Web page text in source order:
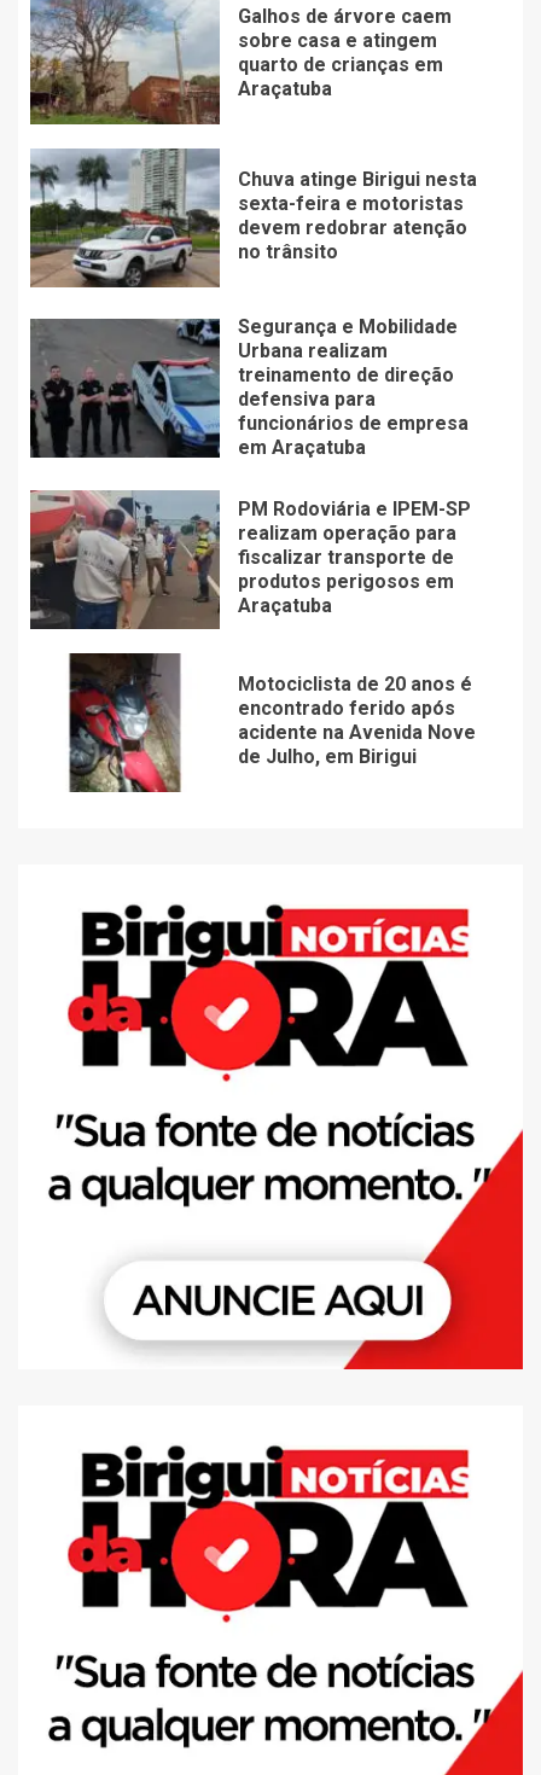
Galhos de árvore caem
sobre casa e atingem
quarto de crianças em
Araçatuba
Chuva atinge Birigui nesta
sexta-feira e motoristas
devem redobrar atenção
no trânsito
Segurança e Mobilidade
Urbana realizam
treinamento de direção
defensiva para
funcionários de empresa
em Araçatuba
PM Rodoviária e IPEM-SP
realizam operação para
fiscalizar transporte de
produtos perigosos em
Araçatuba
Motociclista de 20 anos é
encontrado ferido após
acidente na Avenida Nove
de Julho, em Birigui